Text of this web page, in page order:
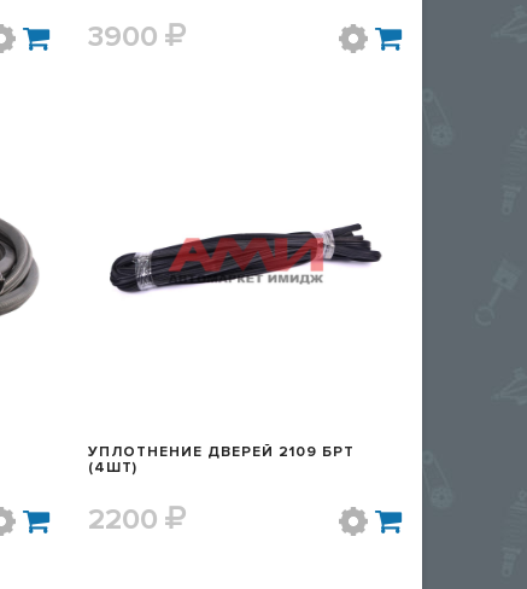
3900
БЫСТРЫЙ ПРОСМОТР
УПЛОТНЕНИЕ ДВЕРЕЙ 2109 БРТ
(4ШТ)
2200